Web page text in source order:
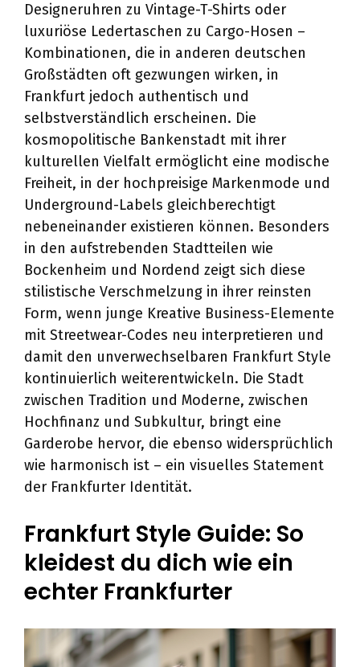
Designeruhren zu Vintage-T-Shirts oder
luxuriöse Ledertaschen zu Cargo-Hosen –
Kombinationen, die in anderen deutschen
Großstädten oft gezwungen wirken, in
Frankfurt jedoch authentisch und
selbstverständlich erscheinen. Die
kosmopolitische Bankenstadt mit ihrer
kulturellen Vielfalt ermöglicht eine modische
Freiheit, in der hochpreisige Markenmode und
Underground-Labels gleichberechtigt
nebeneinander existieren können. Besonders
in den aufstrebenden Stadtteilen wie
Bockenheim und Nordend zeigt sich diese
stilistische Verschmelzung in ihrer reinsten
Form, wenn junge Kreative Business-Elemente
mit Streetwear-Codes neu interpretieren und
damit den unverwechselbaren Frankfurt Style
kontinuierlich weiterentwickeln. Die Stadt
zwischen Tradition und Moderne, zwischen
Hochfinanz und Subkultur, bringt eine
Garderobe hervor, die ebenso widersprüchlich
wie harmonisch ist – ein visuelles Statement
der Frankfurter Identität.
Frankfurt Style Guide: So
kleidest du dich wie ein
echter Frankfurter